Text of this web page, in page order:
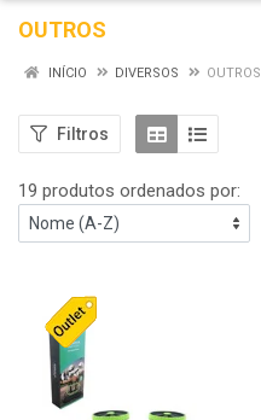
OUTROS
INÍCIO DIVERSOS OUTROS
Filtros
19 produtos ordenados por: